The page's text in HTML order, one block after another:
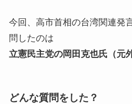
今回、高市首相の台湾関連発
問したのは
立憲民主党の岡田克也氏（元
どんな質問をした？